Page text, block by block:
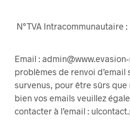
N°TVA Intracommunautaire :
Email :
problèmes de renvoi d’email
survenus, pour être sûrs que
bien vos emails veuillez
contacter à l’email :